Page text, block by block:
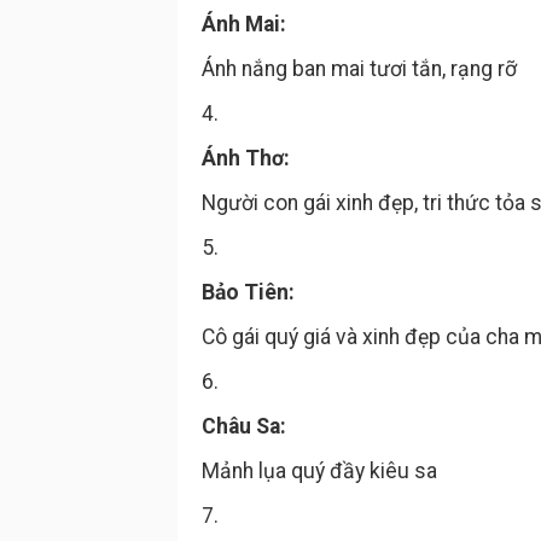
Ánh Mai:
Ánh nắng ban mai tươi tắn, rạng rỡ
4.
Ánh Thơ:
Người con gái xinh đẹp, tri thức tỏa
5.
Bảo Tiên:
Cô gái quý giá và xinh đẹp của cha
6.
Châu Sa:
Mảnh lụa quý đầy kiêu sa
7.